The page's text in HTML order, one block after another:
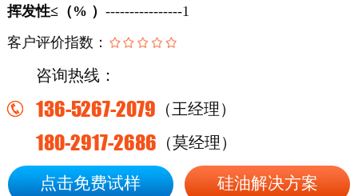
挥发性≤（% ） ----------------1
客户评价指数：
咨询热线：
136-5267-2079 （王经理）
180-2917-2686 （莫经理）
点击免费试样 硅油解决方案